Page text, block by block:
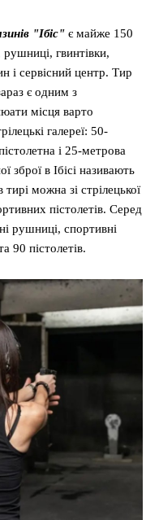
"Ібіс" є майже 150
рушниці, гвинтівки,
і сервісний центр. Тир
є одним з
місця варто
галереї: 50-
і 25-метрова
зброї в Ібісі називають
можна зі стрілецької
пістолетів. Серед
рушниці, спортивні
90 пістолетів.